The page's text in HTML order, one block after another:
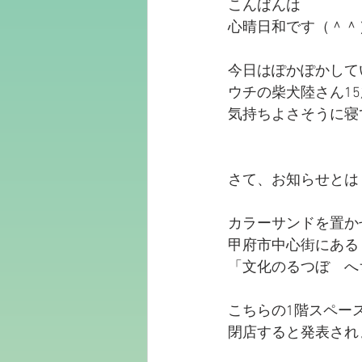
こんばんは
心晴日和です（＾＾
今日はぽかぽかし
ウチの柴犬陸さん
気持ちよさそうに
さて、お知らせとは
カラーサンドを置
甲府市中心街にある
「文化のるつぼ　
こちらの1階スペー
閉店すると発表さ